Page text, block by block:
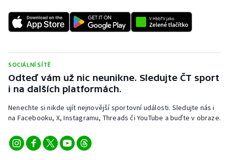
SOCIÁLNÍ SÍTĚ
Odteď vám už nic neunikne. Sledujte ČT sport
i na dalších platformách.
Nenechte si nikde ujít nejnovější sportovní události. Sledujte nás i
na Facebooku, X, Instagramu, Threads či YouTube a buďte v obraze.